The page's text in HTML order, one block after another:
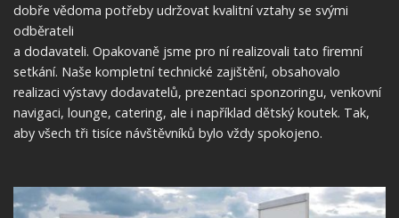
dobře vědoma potřeby udržovat kvalitní vztahy se svými
odběrateli
a dodavateli. Opakovaně jsme pro ní realizovali tato firemní
setkání. Naše kompletní technické zajištění, obsahovalo
realizaci výstavy dodavatelů, prezentaci sponzoringu, venkovní
navigaci, lounge, catering, ale i například dětský koutek. Tak,
aby všech tři tisíce návštěvníků bylo vždy spokojeno.